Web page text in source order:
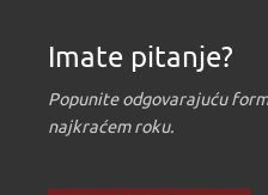
Imate pitanje?
Popunite odgovarajuću
najkraćem roku.